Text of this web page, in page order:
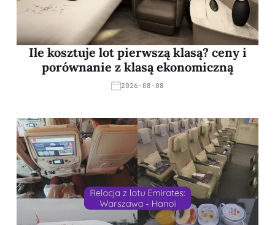
Ile kosztuje lot pierwszą klasą? ceny i
porównanie z klasą ekonomiczną
2026-08-08